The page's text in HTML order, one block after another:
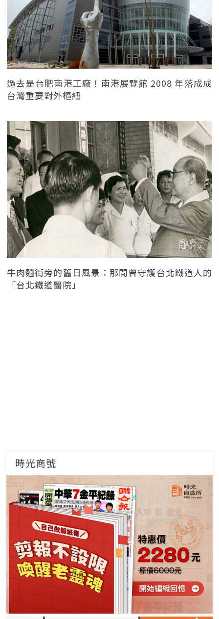
過去是台肥南港工廠！南港展覽館 2008 年落成成
台灣重要對外樞紐
牛肉麵街旁的舊日風景：那間曾守護台北鐵道人的
「台北鐵道醫院」
時光商號